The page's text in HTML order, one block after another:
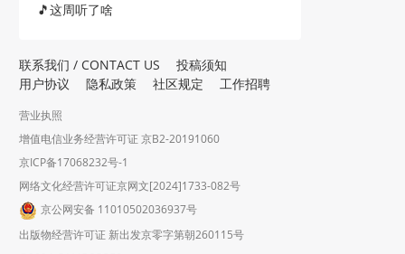
🎵这周听了啥
联系我们 / CONTACT US
投稿须知
用户协议
隐私政策 社区规定 工作招聘
营业执照
增值电信业务经营许可证 京B2-20191060
京ICP备17068232号-1
网络文化经营许可证京网文[2024]1733-082号
京公网安备 11010502036937号
出版物经营许可证 新出发京零字第朝260115号